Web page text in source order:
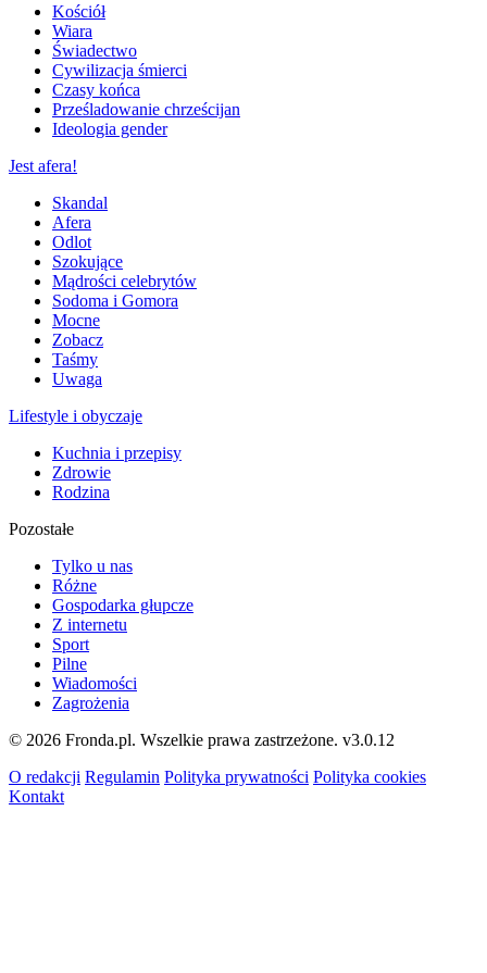
Kościół
Wiara
Świadectwo
Cywilizacja śmierci
Czasy końca
Prześladowanie chrześcijan
Ideologia gender
Jest afera!
Skandal
Afera
Odlot
Szokujące
Mądrości celebrytów
Sodoma i Gomora
Mocne
Zobacz
Taśmy
Uwaga
Lifestyle i obyczaje
Kuchnia i przepisy
Zdrowie
Rodzina
Pozostałe
Tylko u nas
Różne
Gospodarka głupcze
Z internetu
Sport
Pilne
Wiadomości
Zagrożenia
© 2026 Fronda.pl. Wszelkie prawa zastrzeżone. v3.0.12
O redakcji Regulamin Polityka prywatności Polityka cookies
Kontakt